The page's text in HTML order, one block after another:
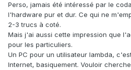
Perso, jamais été intéressé par le
l'hardware pur et dur. Ce qui ne
2-3 trucs à coté.
Mais j'ai aussi cette impression que
pour les particuliers.
Un PC pour un utilisateur lambda,
Internet, basiquement. Vouloir